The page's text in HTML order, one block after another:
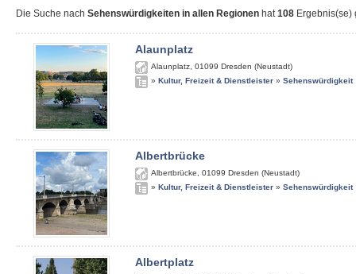
Die Suche nach Sehenswürdigkeiten in allen Regionen hat108 Ergebnis(se)
Alaunplatz
Alaunplatz 01099 Dresden (Neustadt)
» Kultur, Freizeit & Dienstleister » Sehenswürdigkeit
Albertbrücke
Albertbrücke 01099 Dresden (Neustadt)
» Kultur, Freizeit & Dienstleister » Sehenswürdigkeit
Albertplatz